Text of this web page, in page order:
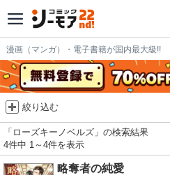
漫画（マンガ）・電子書籍が国内最大級!!
絞り込む
「ローズキーノベルズ」の検索結果
4件中 1～4件を表示
略奪者の純愛